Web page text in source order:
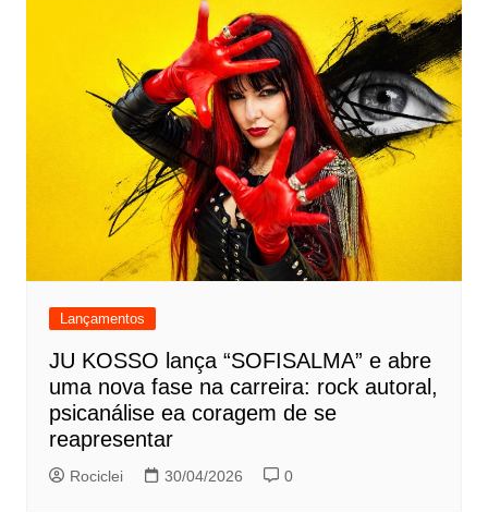
Lançamentos
JU KOSSO lança “SOFISALMA” e abre
uma nova fase na carreira: rock autoral,
psicanálise ea coragem de se
reapresentar
Rociclei 30/04/2026 0